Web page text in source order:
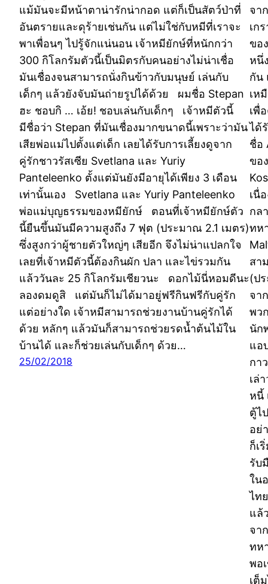
แม้มันจะมีหน้าตาน่ารักน่ากอด แต่ก็เป็นสัตว์ป่าที่
อันตรายและดุร้ายเช่นกัน แต่ไม่ใช่กับหมีที่เราจะ
พาเพื่อนๆ ไปรู้จักแน่นอน เจ้าหมียักษ์ที่หนักกว่า
300 กิโลกรัมตัวนี้เป็นมิตรกับคนอย่างไม่น่าเชื่อ
มันเชื่องจนสามารถนั่งกินข้าวกับมนุษย์ เล่นกับ
เด็กๆ แล้วยังจับมันถ่ายรูปได้ด้วย ผมชื่อ Stepan
ฮะ ชอบกิ … เอ้ย! ชอบเล่นกับเด็กๆ เจ้าหมีตัวนี้
มีชื่อว่า Stepan ที่มันเชื่องมากขนาดนี้เพราะว่ามัน
เสียพ่อแม่ไปตั้งแต่เด็ก เลยได้รับการเลี้ยงดูจาก
คู่รักชาวรัสเซีย Svetlana และ Yuriy
Panteleenko ตั้งแต่มันยังมีอายุได้เพียง 3 เดือน
เท่านั้นเอง Svetlana และ Yuriy Panteleenko
พ่อแม่บุญธรรมของหมียักษ์ ตอนที่เจ้าหมียักษ์ตัว
นี้ยืนขึ้นมันมีความสูงถึง 7 ฟุต (ประมาณ 2.1 เมตร)
ซึ่งสูงกว่าผู้ชายตัวใหญ่ๆ เสียอีก จึงไม่น่าแปลกใจ
เลยที่เจ้าหมีตัวนี้ต้องกินผัก ปลา และไข่รวมกัน
แล้ววันละ 25 กิโลกรัมเชียวนะ ดอกไม้นี่หอมดีนะ
ลองดมดูสิ แต่มันก็ไม่ได้มาอยู่ฟรีกินฟรีกับคู่รัก
แต่อย่างใด เจ้าหมีสามารถช่วยงานบ้านคู่รักได้
ด้วย หลักๆ แล้วมันก็สามารถช่วยรดน้ำต้นไม้ใน
บ้านได้ และก็ช่วยเล่นกับเด็กๆ ด้วย…
25/02/2018
จา
เก
ขอ
หนึ่
กัน
เห
เพื่
ได้
ชื่อ
ขอ
เนื่
กล
ทห
สา
(ป
จา
พว
นัก
แอ
กา
เล่
หนี้
ตู้ไ
อย่
ก็เ
รับ
ใน
ไท
แล้
จา
ทห
พอ
เต็